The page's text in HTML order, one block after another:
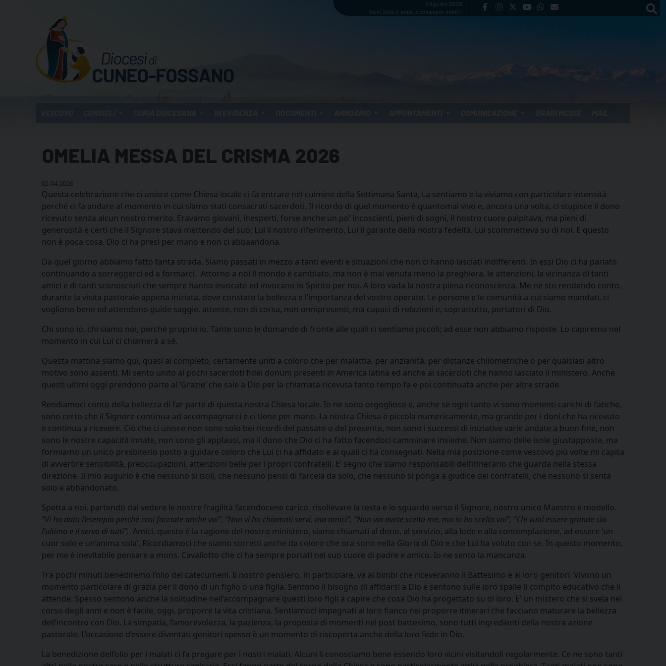
7 Agosto 2026
Santi Sisto II, papa, e compagni, martiri
OMELIA MESSA DEL CRISMA 2026
02-04-2026
Questa celebrazione che ci unisce come Chiesa locale ci fa entrare nel culmine della Settimana Santa, La sentiamo e la viviamo con particolare intensità
perché ci fa andare al momento in cui siamo stati consacrati sacerdoti. Il ricordo di quel momento è quantomai vivo e, ancora una volta, ci stupisce il dono
ricevuto senza alcun nostro merito. Eravamo giovani, inesperti, forse anche un po’ incoscienti, pieni di sogni, il nostro cuore palpitava, ma pieni di
generosità e certi che il Signore stava mettendo del suo; Lui il nostro riferimento, Lui il garante della nostra fedeltà. Lui scommetteva su di noi. E questo
non è poca cosa. Dio ci ha presi per mano e non ci abbaandona.
Da quel giorno abbiamo fatto tanta strada. Siamo passati in mezzo a tanti eventi e situazioni che non ci hanno lasciati indifferenti. In essi Dio ci ha parlato
continuando a sorreggerci ed a formarci. Attorno a noi il mondo è cambiato, ma non è mai venuta meno la preghiera, le attenzioni, la vicinanza di tanti
amici e di tanti sconosciuti che sempre hanno invocato ed invocano lo Spirito per noi. A loro vada la nostra piena riconoscenza. Me ne sto rendendo conto,
durante la visita pastorale appena iniziata, dove constato la bellezza e l’importanza del vostro operato. Le persone e le comunità a cui siamo mandati, ci
vogliono bene ed attendono guide saggie, attente, non di corsa, non onnipresenti, ma capaci di relazioni e, soprattutto, portatori di Dio.
Chi sono io, chi siamo noi, perché proprio io. Tante sono le domande di fronte alle quali ci sentiamo piccoli; ad esse non abbiamo risposte. Lo capiremo nel
momento in cui Lui ci chiamerà a sé.
Questa mattina siamo qui, quasi al completo, certamente uniti a coloro che per malattia, per anzianità, per distanze chilometriche o per qualsiasi altro
motivo sono assenti. Mi sento unito ai pochi sacerdoti fidei donum presenti in America latina ed anche ai sacerdoti che hanno lasciato il ministero. Anche
questi ultimi oggi prendono parte al ‘Grazie’ che sale a Dio per la chiamata ricevuta tanto tempo fa e poi continuata anche per altre strade.
Rendiamoci conto della bellezza di far parte di questa nostra Chiesa locale. Io ne sono orgoglioso e, anche se ogni tanto vi sono momenti carichi di fatiche,
sono certo che il Signore continua ad accompagnarci e ci tiene per mano. La nostra Chiesa è piccola numericamente, ma grande per i doni che ha ricevuto
e continua a ricevere. Ciò che ci unisce non sono solo bei ricordi del passato o del presente, non sono i successi di iniziative varie andate a buon fine, non
sono le nostre capacità innate, non sono gli applausi, ma il dono che Dio ci ha fatto facendoci camminare insieme. Non siamo delle isole giustapposte, ma
formiamo un unico presbiterio posto a guidare coloro che Lui ci ha affidato e ai quali ci ha consegnati. Nella mia posizione come vescovo più volte mi capita
di avvertire sensibilità, preoccupazioni, attenzioni belle per i propri confratelli. E’ segno che siamo responsabili dell’itinerario che guarda nella stessa
direzione. Il mio augurio è che nessuno si isoli, che nessuno pensi di farcela da solo, che nessuno si ponga a giudice dei confratelli, che nessuno si senta
solo e abbandonato.
Spetta a noi, partendo dal vedere le nostre fragilità facendocene carico, risollevare la testa e lo sguardo verso il Signore, nostro unico Maestro e modello.
“Vi ho dato l’esempio perché così facciate anche voi”, “Non vi ho chiamati servi, ma amici”, “Non voi avete scelto me, ma io ho scelto voi”, “Chi vuol essere grande sia
l’ultimo e il servo di tutti”. Amici, questo è la ragione del nostro ministero, siamo chiamati al dono, al servizio, alla lode e alla contemplazione, ad essere ‘un
cuor solo e un’anima sola’. Ricordiamoci che siamo sorretti anche da coloro che ora sono nella Gloria di Dio e che Lui ha voluto con se. In questo momento,
per me è inevitabile pensare a mons. Cavallotto che ci ha sempre portati nel suo cuore di padre e amico. Io ne sento la mancanza.
Tra pochi minuti benediremo l’olio dei catecumeni. Il nostro pensiero, in particolare, va ai bimbi che riceveranno il Battesimo e ai loro genitori. Vivono un
momento particolare di grazia per il dono di un figlio o una figlia. Sentono il bisogno di affidarsi a Dio e sentono sulle loro spalle il compito educativo che li
attende. Spesso sentono anche la solitudine nell’accompagnare questi loro figli a capire che cosa Dio ha progettato su di loro. E’ un mistero che si svela nel
corso degli anni e non è facile, oggi, proporre la vita cristiana. Sentiamoci impegnati al loro fianco nel proporre itinerari che facciano maturare la bellezza
dell’incontro con Dio. La simpatia, l’amorevolezza, la pazienza, la proposta di momenti nel post battesimo, sono tutti ingredienti della nostra azione
pastorale. L’occasione d’essere diventati genitori spesso è un momento di riscoperta anche della loro fede in Dio.
La benedizione dell’olio per i malati ci fa pregare per i nostri malati. Alcuni li conosciamo bene essendo loro vicini visitandoli regolarmente. Ce ne sono tanti